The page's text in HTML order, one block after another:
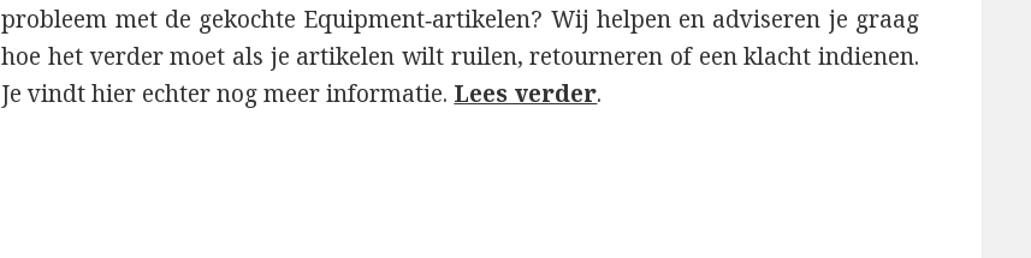
probleem met de gekochte Equipment‑artikelen? Wij helpen en adviseren je graag
hoe het verder moet als je artikelen wilt ruilen, retourneren of een klacht indienen.
Je vindt hier echter nog meer informatie. Lees verder.